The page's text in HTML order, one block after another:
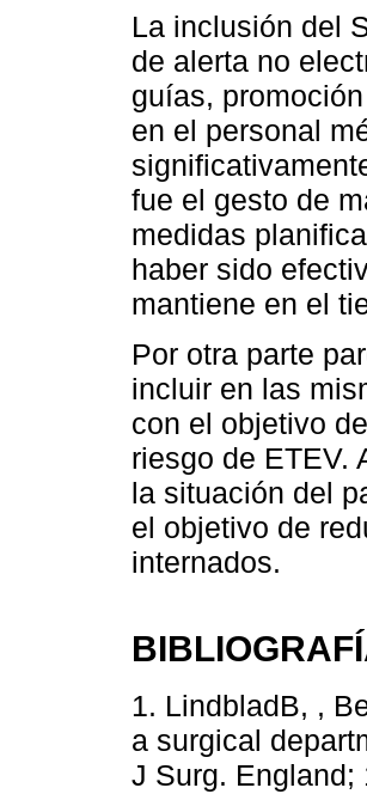
La inclusión del
de alerta no
guías,
en el personal
fue el gesto de
medidas
haber sido
mantiene en el
Por otra parte
incluir en las
con el objetivo
riesgo de ETEV.
la situación del
el objetivo de
internados.
1. LindbladB, ,
a surgical
J Surg.